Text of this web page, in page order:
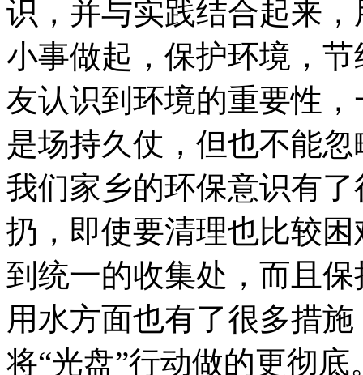
识，并与实践结合起来
小事做起，保护环境，
友认识到环境的重要性
是场持久仗，但也不能
我们家乡的环保意识有
扔，即使要清理也比较
到统一的收集处，而且
用水方面也有了很多措
将“光盘”行动做的更彻